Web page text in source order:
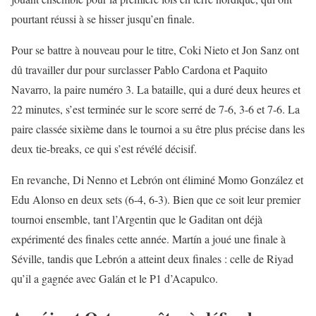
pourtant réussi à se hisser jusqu’en finale.
Pour se battre à nouveau pour le titre, Coki Nieto et Jon Sanz ont
dû travailler dur pour surclasser Pablo Cardona et Paquito
Navarro, la paire numéro 3. La bataille, qui a duré deux heures et
22 minutes, s’est terminée sur le score serré de 7-6, 3-6 et 7-6. La
paire classée sixième dans le tournoi a su être plus précise dans les
deux tie-breaks, ce qui s’est révélé décisif.
En revanche, Di Nenno et Lebrón ont éliminé Momo González et
Edu Alonso en deux sets (6-4, 6-3). Bien que ce soit leur premier
tournoi ensemble, tant l’Argentin que le Gaditan ont déjà
expérimenté des finales cette année. Martín a joué une finale à
Séville, tandis que Lebrón a atteint deux finales : celle de Riyad
qu’il a gagnée avec Galán et le P1 d’Acapulco.